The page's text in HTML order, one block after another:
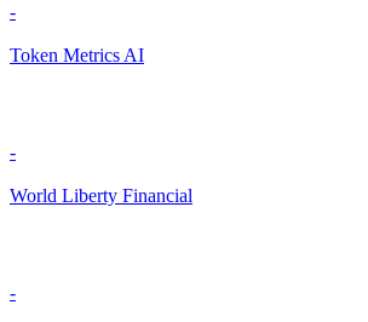
-
Token Metrics AI
-
World Liberty Financial
-